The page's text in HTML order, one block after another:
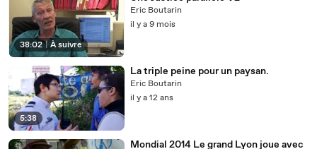
38:02 | À suivre
Eric Boutarin
il y a 9 mois
5:38
La triple peine pour un paysan.
Eric Boutarin
il y a 12 ans
Mondial 2014 Le grand Lyon joue avec